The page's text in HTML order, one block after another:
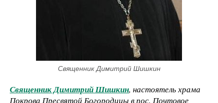
Священник Димитрий Шишкин
Священник Димитрий Шишкин, настоятель храма
Покрова Пресвятой Богородицы в пос. Почтовое